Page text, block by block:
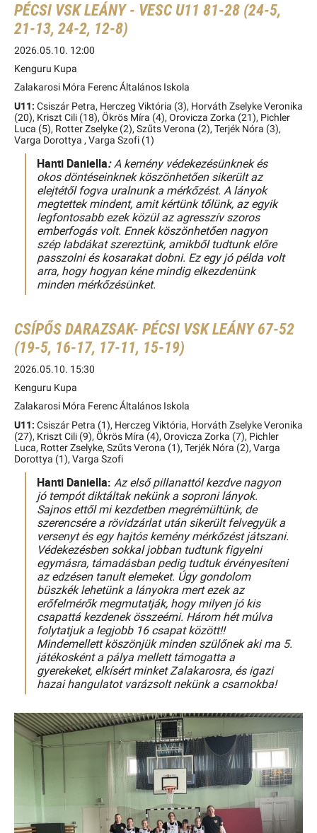
PÉCSI VSK LEÁNY - VESC U11 81-28 (24-5,
21-13, 24-2, 12-8)
2026.05.10. 12:00
Kenguru Kupa
Zalakarosi Móra Ferenc Általános Iskola
U11: Csiszár Petra, Herczeg Viktória (3), Horváth Zselyke Veronika
(20), Kriszt Cili (18), Ökrös Míra (4), Orovicza Zorka (21), Pichler
Luca (5), Rotter Zselyke (2), Szűts Verona (2), Terjék Nóra (3),
Varga Dorottya , Varga Szofi (1)
Hanti Daniella:A kemény védekezésünknek és
okos döntéseinknek köszönhetően sikerült az
elejtétől fogva uralnunk a mérkőzést. A lányok
megtettek mindent, amit kértünk tőlünk, az egyik
legfontosabb ezek közül az agresszív szoros
emberfogás volt. Ennek köszönhetően nagyon
szép labdákat szereztünk, amikből tudtunk előre
passzolni és kosarakat dobni. Ez egy jó példa volt
arra, hogy hogyan kéne mindig elkezdenünk
minden mérkőzésünket.
CSÍPŐS DARAZSAK- PÉCSI VSK LEÁNY 67-52
(19-5, 16-17, 17-11, 15-19)
2026.05.10. 15:30
Kenguru Kupa
Zalakarosi Móra Ferenc Általános Iskola
U11: Csiszár Petra (1), Herczeg Viktória, Horváth Zselyke Veronika
(27), Kriszt Cili (9), Ökrös Míra (4), Orovicza Zorka (7), Pichler
Luca, Rotter Zselyke, Szűts Verona (1), Terjék Nóra (2), Varga
Dorottya (1), Varga Szofi
Hanti Daniella: Az első pillanattól kezdve nagyon
jó tempót diktáltak nekünk a soproni lányok.
Sajnos ettől mi kezdetben megrémültünk, de
szerencsére a rövidzárlat után sikerült felvegyük a
versenyt és egy hajtós kemény mérkőzést játszani.
Védekezésben sokkal jobban tudtunk figyelni
egymásra, támadásban pedig tudtuk érvényesíteni
az edzésen tanult elemeket. Úgy gondolom
büszkék lehetünk a lányokra mert ezek az
erőfelmérők megmutatják, hogy milyen jó kis
csapattá kezdenek összeérni. Három hét múlva
folytatjuk a legjobb 16 csapat között!!
Mindemellett köszönjük minden szülőnek aki ma 5.
játékosként a pálya mellett támogatta a
gyerekeket, elkísért minket Zalakarosra, és igazi
hazai hangulatot varázsolt nekünk a csarnokba!